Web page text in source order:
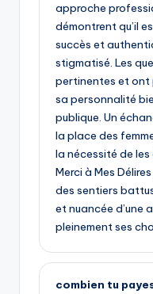
approche
démontrent qu’il
succès et
stigmatisé. Les
pertinentes et ont
sa personnalité
publique. Un
la place des
la nécessité de
Merci à Mes
des sentiers
et nuancée d’une
pleinement ses
combien tu